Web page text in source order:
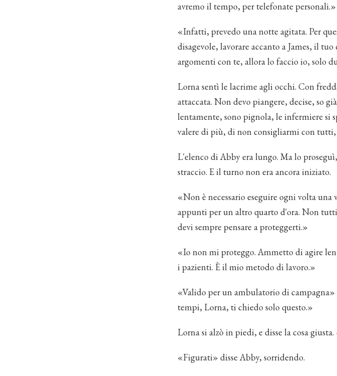
avremo il tempo, per telefonate personali.»
«Infatti, prevedo una notte agitata. Per
disagevole, lavorare accanto a James, il
argomenti con te, allora lo faccio io, solo
Lorna sentì le lacrime agli occhi. Con
attaccata. Non devo piangere, decise, so
lentamente, sono pignola, le infermiere si
valere di più, di non consigliarmi con tutti,
L'elenco di Abby era lungo. Ma lo
straccio. E il turno non era ancora iniziato.
«Non è necessario eseguire ogni volta
appunti per un altro quarto d'ora. Non
devi sempre pensare a proteggerti.»
«Io non mi proteggo. Ammetto di agire
i pazienti. È il mio metodo di lavoro.»
«Valido per un ambulatorio di
tempi, Lorna, ti chiedo solo questo.»
Lorna si alzò in piedi, e disse la cosa
«Figurati» disse Abby, sorridendo.